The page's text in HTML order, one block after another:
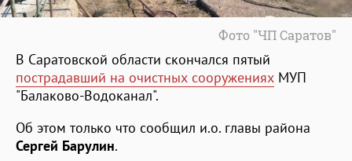
Фото "ЧП Саратов"
В Саратовской области скончался пятый
пострадавший на очистных сооружениях МУП
"Балаково-Водоканал".
Об этом только что сообщил и.о. главы района
Сергей Барулин.